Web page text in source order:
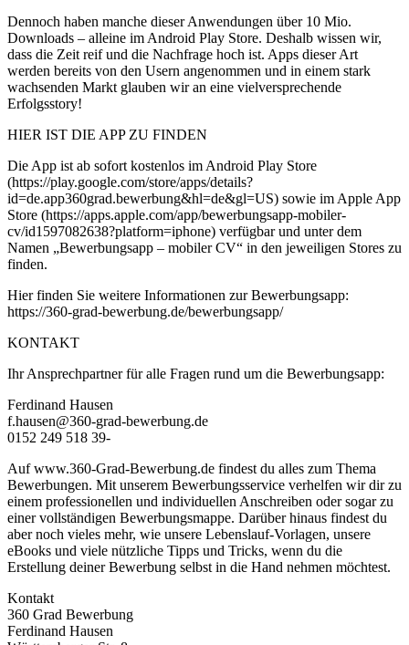
Dennoch haben manche dieser Anwendungen über 10 Mio.
Downloads – alleine im Android Play Store. Deshalb wissen wir,
dass die Zeit reif und die Nachfrage hoch ist. Apps dieser Art
werden bereits von den Usern angenommen und in einem stark
wachsenden Markt glauben wir an eine vielversprechende
Erfolgsstory!
HIER IST DIE APP ZU FINDEN
Die App ist ab sofort kostenlos im Android Play Store
(https://play.google.com/store/apps/details?
id=de.app360grad.bewerbung&hl=de&gl=US) sowie im Apple App
Store (https://apps.apple.com/app/bewerbungsapp-mobiler-
cv/id1597082638?platform=iphone) verfügbar und unter dem
Namen „Bewerbungsapp – mobiler CV“ in den jeweiligen Stores zu
finden.
Hier finden Sie weitere Informationen zur Bewerbungsapp:
https://360-grad-bewerbung.de/bewerbungsapp/
KONTAKT
Ihr Ansprechpartner für alle Fragen rund um die Bewerbungsapp:
Ferdinand Hausen
f.hausen@360-grad-bewerbung.de
0152 249 518 39-
Auf www.360-Grad-Bewerbung.de findest du alles zum Thema
Bewerbungen. Mit unserem Bewerbungsservice verhelfen wir dir zu
einem professionellen und individuellen Anschreiben oder sogar zu
einer vollständigen Bewerbungsmappe. Darüber hinaus findest du
aber noch vieles mehr, wie unsere Lebenslauf-Vorlagen, unsere
eBooks und viele nützliche Tipps und Tricks, wenn du die
Erstellung deiner Bewerbung selbst in die Hand nehmen möchtest.
Kontakt
360 Grad Bewerbung
Ferdinand Hausen